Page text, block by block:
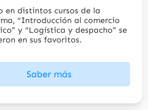
en distintos cursos de la
“Introducción al comercio
y “Logística y despacho” se
en sus favoritos.
Saber más